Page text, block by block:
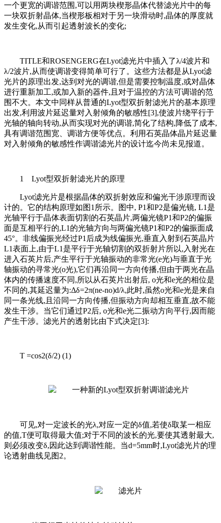
一个更宽的调谐范围,可以用两块楔形晶体代替滤光片中的每
一块双折射晶体,当楔形板相对于另一块滑动时,晶体的厚度就
发生变化,从而引起透射波长的变化;
TITLE和ROSENGERG在Lyot滤光片中插入了λ/4波片和
λ/2波片,从而使调谐变得简单可行了。这些方法都是从Lyot滤
光片的原理出发,达到对光的调谐,但是需要控制温度,或对晶体
进行重新加工,或加入新的器件,且对于温控的方法可调谐的范
围不大。本文中同样从普通的Lyot型双折射滤光片的基本原理
出发,利用波片延迟量对入射倾角的敏感性[3],使波片绕平行于
光轴的轴向转动,从而实现对光的调谐,简化了结构,降低了成本,
具有调谐范围宽、调谐方便等优点。利用石英晶体晶片延迟量
对入射倾角的敏感性作调谐滤光片的设计迄今尚未见报道。
1 Lyot型双折射滤光片的原理
Lyot滤光片是根据晶体的双折射效应和偏光干涉原理而设
计的。它的结构原理如图1所示。图中, P1和P2是偏光镜, L1是
光轴平行于晶体表面切割的石英晶片,两偏光镜P1和P2的偏振
面是互相平行的,L1的光轴方向与两偏光镜P1和P2的偏振面成
45°。非线偏振光经过P1后成为线偏振光,垂直入射到石英晶片
L1表面上,由于L1是平行于光轴切割的双折射片所以,入射光在
进入石英片后,产生平行于光轴振动的非常光(e光)与垂直于光
轴振动的寻常光(o光),它们再沿同一方向传播,但由于两光在晶
体内的传播速度不同,所以从石英片出射后, o光和e光的相位是
不同的,其延迟量为:Δδ=2π(ne-no)d/λ,此时,虽然o光和e光是来自
同一条光线,且沿同一方向传播,但振动方向却相互垂直,故不能
发生干涉。当它们通过P2后, o光和e光二振动方向平行,因而能
产生干涉。滤光片的透射比由下式决定[3]:
T =cos2(δ/2) (1)
可见,对一定波长的光λ,对应一定的δ值,若使δ取某一相应
的值,T便可取得最大值;对于不同的波长的光,要使其透射最大,
则必须改变δ,因此达到调谐性能。当d=5mm时,Lyot滤光片的理
论透射曲线见图2。